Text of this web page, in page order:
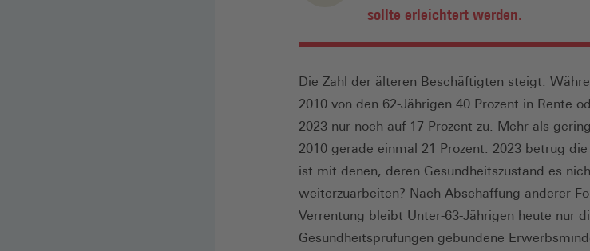
sollte erleichtert werden.
Die Zahl der älteren Beschäftigten steigt.
2010 von den 62-Jährigen 40 Prozent in Rente
2023 nur noch auf 17 Prozent zu. Mehr als
2010 gerade einmal 21 Prozent. 2023 betrug
ist mit denen, deren Gesundheitszustand es
weiterzuarbeiten? Nach Abschaffung anderer
Verrentung bleibt Unter-63-Jährigen heute nur
Gesundheitsprüfungen gebundene